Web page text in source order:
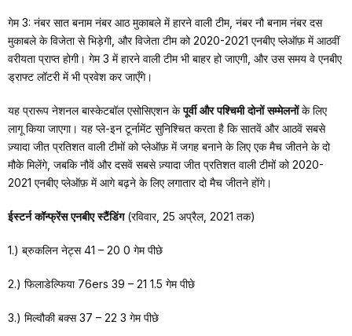
गेम 3: नंबर सात बनाम नंबर आठ मुकाबले में हारने वाली टीम, नंबर नौ बनाम नंबर दस
मुकाबले के विजेता से भिड़ेगी, और विजेता टीम को 2020-2021 एनबीए प्लेऑफ़ में आठवीं
वरीयता प्राप्त होगी। गेम 3 में हारने वाली टीम भी बाहर हो जाएगी, और उस समय वे एनबीए
ड्राफ्ट लॉटरी में भी प्रवेश कर जाएँगे।
यह प्रारूप नेशनल बास्केटबॉल एसोसिएशन केपूर्वी और पश्चिमी दोनों सम्मेलनोंके लिए
लागू किया जाएगा। यह प्ले-इन टूर्नामेंट सुनिश्चित करता है कि सातवें और आठवें सबसे
ज़्यादा जीत प्रतिशत वाली टीमों को प्लेऑफ़ में जगह बनाने के लिए एक मैच जीतने के दो
मौके मिलेंगे, जबकि नौवें और दसवें सबसे ज़्यादा जीत प्रतिशत वाली टीमों को 2020-
2021 एनबीए प्लेऑफ़ में आगे बढ़ने के लिए लगातार दो मैच जीतने होंगे।
ईस्टर्न कॉन्फ्रेंस एनबीए स्टैंडिंग(रविवार, 25 अप्रैल, 2021 तक)
1.) ब्रुकलिन नेट्स 41 – 20 0 गेम पीछे
2.) फिलाडेल्फिया 76ers 39 – 21 1.5 गेम पीछे
3.) मिल्वौकी बक्स 37 – 22 3 गेम पीछे